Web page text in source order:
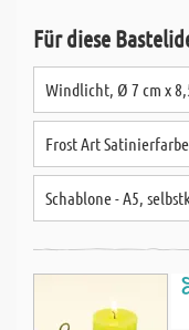
Für diese
Windlicht, Ø 7 cm x
Frost Art
Schablone - A5,